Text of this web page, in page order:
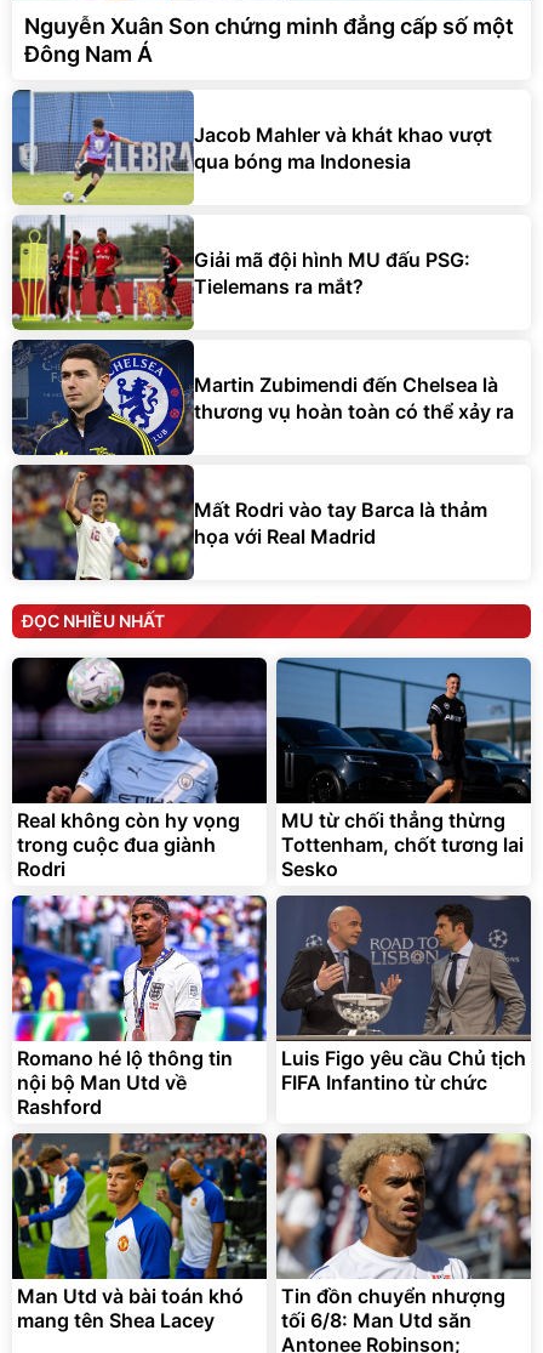
Nguyễn Xuân Son chứng minh đẳng cấp số một
Đông Nam Á
Jacob Mahler và khát khao vượt
qua bóng ma Indonesia
Giải mã đội hình MU đấu PSG:
Tielemans ra mắt?
Martin Zubimendi đến Chelsea là
thương vụ hoàn toàn có thể xảy ra
Mất Rodri vào tay Barca là thảm
họa với Real Madrid
ĐỌC NHIỀU NHẤT
Real không còn hy vọng
trong cuộc đua giành
Rodri
MU từ chối thẳng thừng
Tottenham, chốt tương lai
Sesko
Romano hé lộ thông tin
nội bộ Man Utd về
Rashford
Luis Figo yêu cầu Chủ tịch
FIFA Infantino từ chức
Man Utd và bài toán khó
mang tên Shea Lacey
Tin đồn chuyển nhượng
tối 6/8: Man Utd săn
Antonee Robinson;